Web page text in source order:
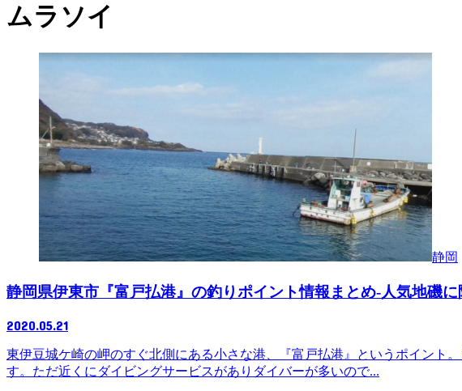
ムラソイ
静岡
静岡県伊東市『富戸払港』の釣りポイント情報まとめ-人気地磯
2020.05.21
東伊豆城ケ崎の岬のすぐ北側にある小さな港、『富戸払港』というポイント
す。ただ近くにダイビングサービスがありダイバーが多いので...